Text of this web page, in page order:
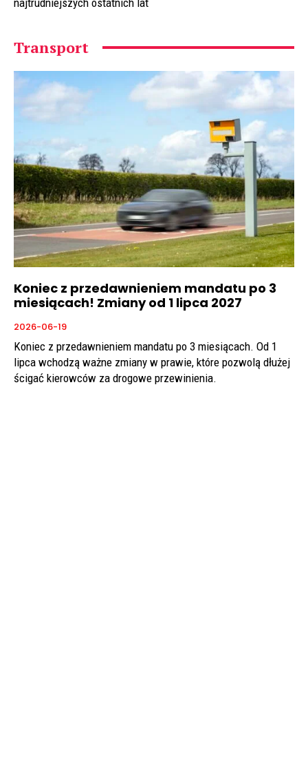
Transport
Koniec z przedawnieniem mandatu po 3
miesiącach! Zmiany od 1 lipca 2027
2026-06-19
Koniec z przedawnieniem mandatu po 3 miesiącach. Od 1
lipca wchodzą ważne zmiany w prawie, które pozwolą dłużej
ścigać kierowców za drogowe przewinienia.